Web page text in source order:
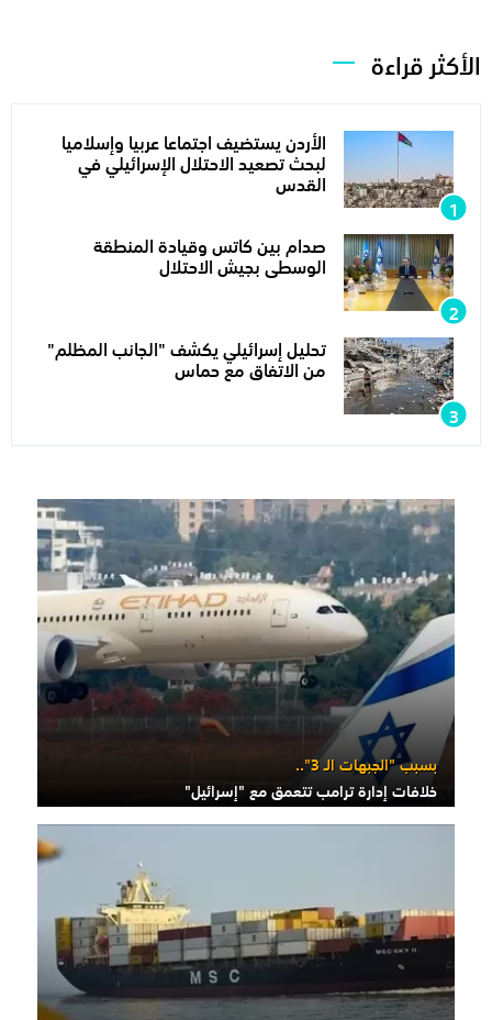
الأكثر قراءة
الأردن يستضيف اجتماعا عربيا وإسلاميا
لبحث تصعيد الاحتلال الإسرائيلي في
القدس
صدام بين كاتس وقيادة المنطقة
الوسطى بجيش الاحتلال
تحليل إسرائيلي يكشف "الجانب المظلم"
من الاتفاق مع حماس
بسبب "الجبهات الـ 3"..
خلافات إدارة ترامب تتعمق مع "إسرائيل"